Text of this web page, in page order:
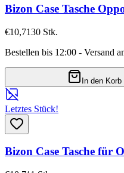
Bizon Case Tasche
€10,7130 Stk.
Bestellen bis 12:00 - Versand
In den Korb
Letztes Stück!
Bizon Case Tasche für